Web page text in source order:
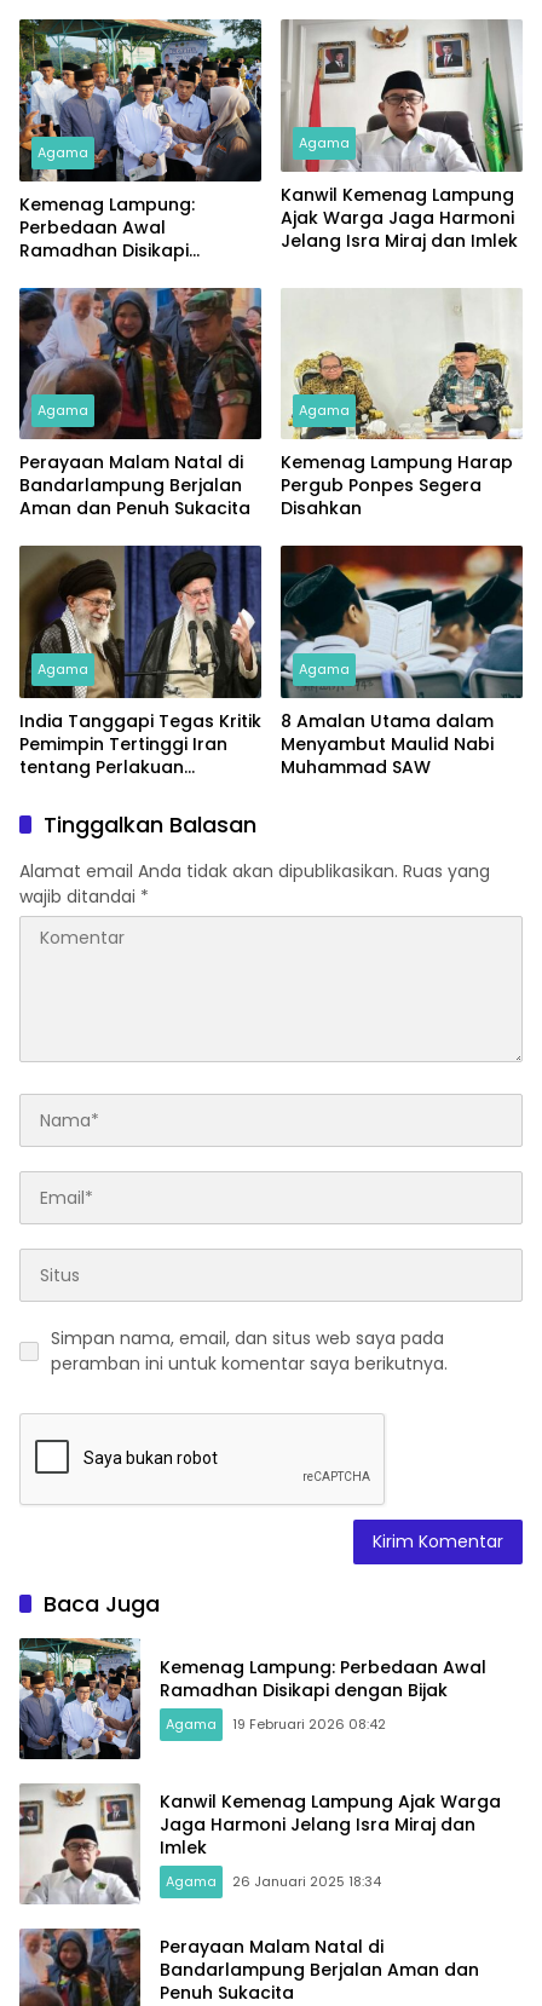
Agama
Kemenag Lampung:
Perbedaan Awal
Ramadhan Disikapi
Agama
Kanwil Kemenag Lampung
Ajak Warga Jaga Harmoni
Jelang Isra Miraj dan Imlek
Agama
Perayaan Malam Natal di
Bandarlampung Berjalan
Aman dan Penuh Sukacita
Agama
Kemenag Lampung Harap
Pergub Ponpes Segera
Disahkan
Agama
India Tanggapi Tegas Kritik
Pemimpin Tertinggi Iran
tentang Perlakuan
Agama
8 Amalan Utama dalam
Menyambut Maulid Nabi
Muhammad SAW
Tinggalkan Balasan
Alamat email Anda tidak akan dipublikasikan. Ruas yang
wajib ditandai *
Simpan nama, email, dan situs web saya pada
peramban ini untuk komentar saya berikutnya.
Baca Juga
Kemenag Lampung: Perbedaan Awal
Ramadhan Disikapi dengan Bijak
Agama 19 Februari 2026 08:42
Kanwil Kemenag Lampung Ajak Warga
Jaga Harmoni Jelang Isra Miraj dan
Imlek
Agama 26 Januari 2025 18:34
Perayaan Malam Natal di
Bandarlampung Berjalan Aman dan
Penuh Sukacita